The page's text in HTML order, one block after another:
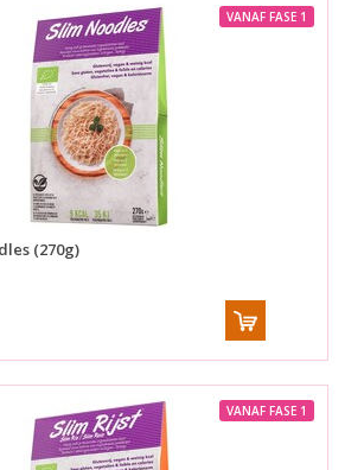
VANAF FASE 1
(270g)
VANAF FASE 1